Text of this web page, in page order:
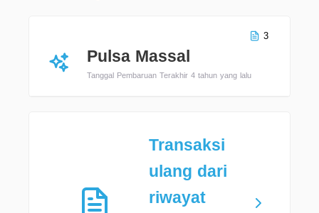
3
Pulsa Massal
Tanggal Pembaruan Terakhir 4 tahun yang lalu
Transaksi
ulang dari
riwayat